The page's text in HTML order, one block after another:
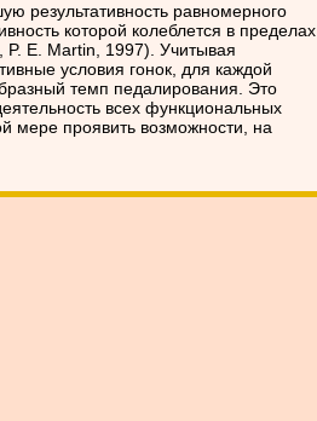
результативность равномерного
которой колеблется в пределах
E. Martin, 1997). Учитывая
условия гонок, для каждой
темп педалирования. Это
всех функциональных
мере проявить возможности, на